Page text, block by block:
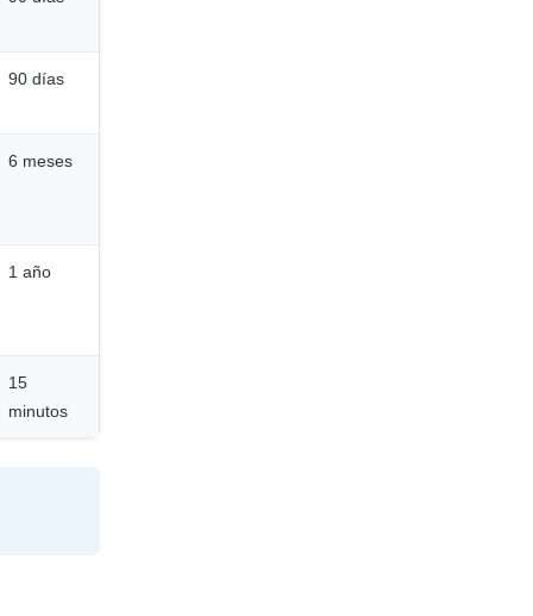
90 días
6 meses
1 año
15
minutos